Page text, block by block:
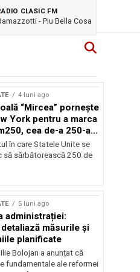
CLASIC FM
- Piu Bella Cosa
4 luni ago
“Mircea” pornește
York pentru a marca
cea de-a 250-a
a Statelor Unite
în care Statele Unite se
să sărbătorească 250 de
5 luni ago
administrației:
măsurile și
planificate
Bolojan a anunțat că
fundamentale ale reformei